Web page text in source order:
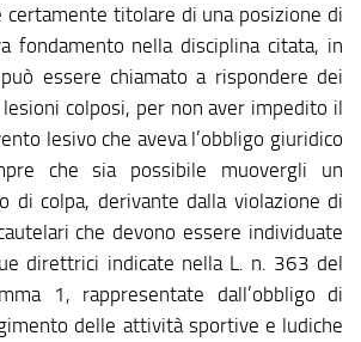
certamente titolare di una posizione di
fondamento nella disciplina citata, in
essere chiamato a rispondere dei
colposi, per non aver impedito il
lesivo che aveva l’obbligo giuridico
che sia possibile muovergli un
di colpa, derivante dalla violazione di
che devono essere individuate
direttrici indicate nella L. n. 363 del
1, rappresentate dall’obbligo di
delle attività sportive e ludiche